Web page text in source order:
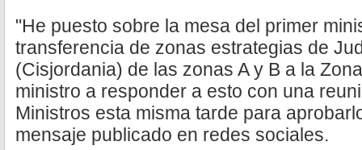
"He puesto sobre la mesa del primer
transferencia de zonas estrategias de
(Cisjordania) de las zonas A y B a la
ministro a responder a esto con una
Ministros esta misma tarde para
mensaje publicado en redes sociales.